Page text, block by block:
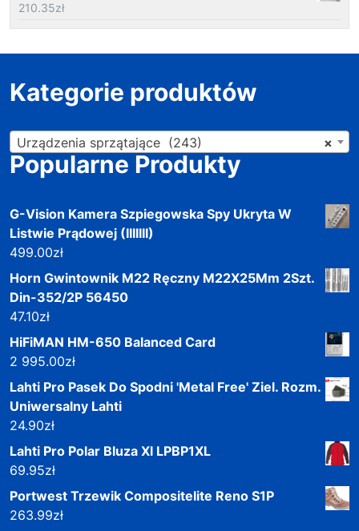
210.35zł
Kategorie produktów
×
Urządzenia sprzątające (243)
Popularne Produkty
G-Vision Kamera Szpiegowska Spy Ukryta W
Listwie Prądowej (IIIIIII)
499.00zł
Horn Gwintownik M22 Ręczny M22X25Mm 2Szt.
Din-352/2P 56450
47.10zł
HiFiMAN HM-650 Balanced Card
2 995.00zł
Lahti Pro Pasek Do Spodni 'Metal Free' Ziel. Rozm.
Uniwersalny Lahti
24.90zł
Lahti Pro Polar Bluza Xl LPBP1XL
69.95zł
Portwest Trzewik Compositelite Reno S1P
263.99zł